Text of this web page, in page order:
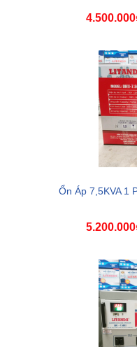
Ổn Áp 7,5KVA 1